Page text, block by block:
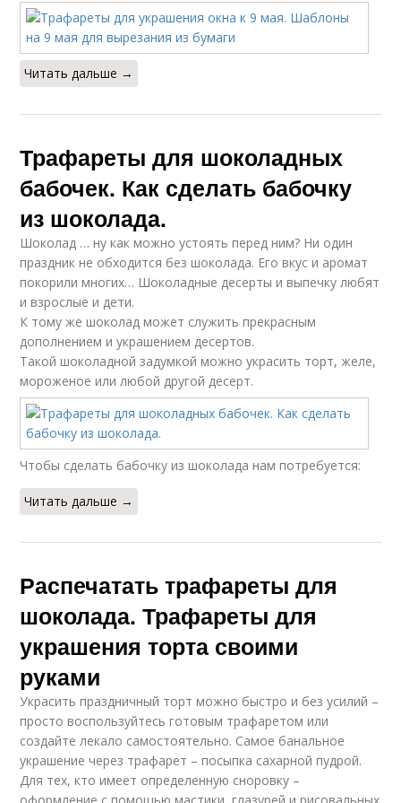
Читать дальше →
Трафареты для шоколадных
бабочек. Как сделать бабочку
из шоколада.
Шоколад … ну как можно устоять перед ним? Ни один
праздник не обходится без шоколада. Его вкус и аромат
покорили многих… Шоколадные десерты и выпечку любят
и взрослые и дети.
К тому же шоколад может служить прекрасным
дополнением и украшением десертов.
Такой шоколадной задумкой можно украсить торт, желе,
мороженое или любой другой десерт.
Чтобы сделать бабочку из шоколада нам потребуется:
Читать дальше →
Распечатать трафареты для
шоколада. Трафареты для
украшения торта своими
руками
Украсить праздничный торт можно быстро и без усилий –
просто воспользуйтесь готовым трафаретом или
создайте лекало самостоятельно. Самое банальное
украшение через трафарет – посыпка сахарной пудрой.
Для тех, кто имеет определенную сноровку –